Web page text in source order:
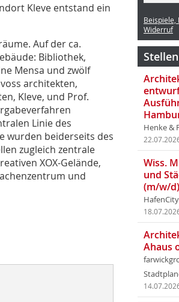
Kleve entstand ein
Auf der ca.
Bibliothek,
Mensa und zwölf
architekten,
Kleve, und Prof.
Linie des
wurden beiderseits des
zugleich zentrale
XOX-Gelände,
und
Beispiele,
Widerruf
Henke &
Wiss.
und
(m/w/d)
Ahaus